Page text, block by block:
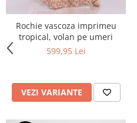
Rochie vascoza imprimeu
tropical, volan pe umeri
599,95 Lei
VEZI VARIANTE